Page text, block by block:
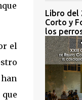
el
Libro del
Corto y
los